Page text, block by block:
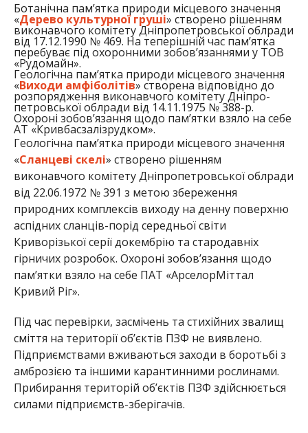
Ботанічна пам’ятка природи місцевого значення
«Дерево культурної груші» створено рішенням
виконавчого комітету Дніпропетровської облради
від 17.12.1990 № 469. На теперішній час пам’ятка
перебуває під охоронними зобов’язаннями у ТОВ
«Рудомайн».
Геологічна пам’ятка природи місцевого значення
«Виходи амфіболітів» створена відповідно до
розпорядження виконавчого комітету Дніпро-
петровської облради від 14.11.1975 № 388-р.
Охороні зобов’язання щодо пам’ятки взяло на себе
АТ «Кривбасзалізрудком».
Геологічна пам’ятка природи місцевого значення
«Сланцеві скелі» створено рішенням
виконавчого комітету Дніпропетровської облради
від 22.06.1972 № 391 з метою збереження
природних комплексів виходу на денну поверхню
аспідних сланців-порід середньої світи
Криворізької серії докембрію та стародавніх
гірничих розробок. Охороні зобов’язання щодо
пам’ятки взяло на себе ПАТ «АрселорМіттал
Кривий Ріг».
Під час перевірки, засмічень та стихійних звалищ
сміття на території об’єктів ПЗФ не виявлено.
Підприємствами вживаються заходи в боротьбі з
амброзією та іншими карантинними рослинами.
Прибирання територій об’єктів ПЗФ здійснюється
силами підприємств-зберігачів.